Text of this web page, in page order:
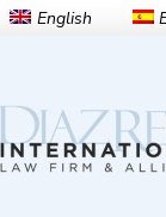
English